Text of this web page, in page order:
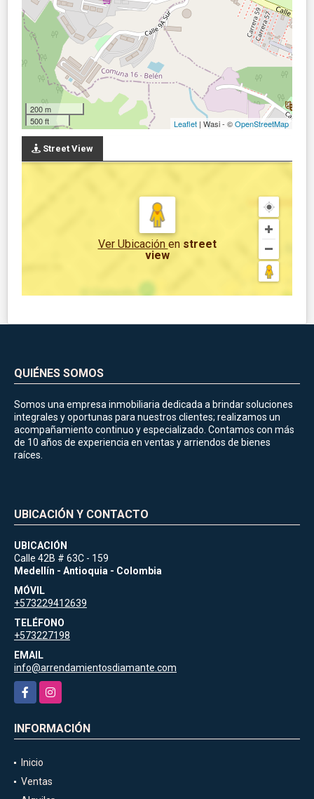
200 m
500 ft
Leaflet | Wasi - ©OpenStreetMap
Street View
Ver Ubicación en street
view
QUIÉNES SOMOS
Somos una empresa inmobiliaria dedicada a brindar soluciones
integrales y oportunas para nuestros clientes; realizamos un
acompañamiento continuo y especializado. Contamos con más
de 10 años de experiencia en ventas y arriendos de bienes
raíces.
UBICACIÓN Y CONTACTO
UBICACIÓN
Calle 42B # 63C - 159
Medellín - Antioquia - Colombia
MÓVIL
+573229412639
TELÉFONO
+573227198
EMAIL
info@arrendamientosdiamante.com
FacebookInstagram
INFORMACIÓN
Inicio
Ventas